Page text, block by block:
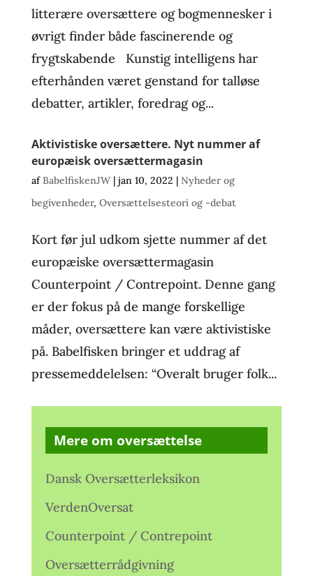
litterære oversættere og bogmennesker i
øvrigt finder både fascinerende og
frygtskabende Kunstig intelligens har
efterhånden været genstand for talløse
debatter, artikler, foredrag og...
Aktivistiske oversættere. Nyt nummer af
europæisk oversættermagasin
afBabelfiskenJW| jan 10, 2022 | Nyheder og
begivenheder, Oversættelsesteori og -debat
Kort før jul udkom sjette nummer af det
europæiske oversættermagasin
Counterpoint / Contrepoint. Denne gang
er der fokus på de mange forskellige
måder, oversættere kan være aktivistiske
på. Babelfisken bringer et uddrag af
pressemeddelelsen: “Overalt bruger folk...
Mere om oversættelse
Dansk Oversætterleksikon
VerdenOversat
Counterpoint / Contrepoint
Oversætterrådgivning